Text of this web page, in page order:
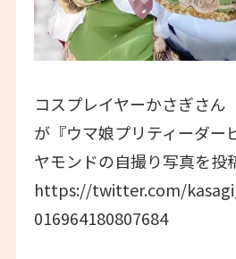
コスプレイヤーかさぎさん
が『ウマ娘プリティーダー
ヤモンドの自撮り写真を投
https://twitter.com/
016964180807684